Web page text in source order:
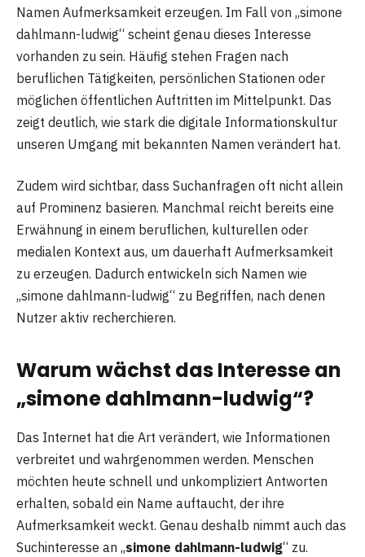
Namen Aufmerksamkeit erzeugen. Im Fall von „simone
dahlmann-ludwig“ scheint genau dieses Interesse
vorhanden zu sein. Häufig stehen Fragen nach
beruflichen Tätigkeiten, persönlichen Stationen oder
möglichen öffentlichen Auftritten im Mittelpunkt. Das
zeigt deutlich, wie stark die digitale Informationskultur
unseren Umgang mit bekannten Namen verändert hat.
Zudem wird sichtbar, dass Suchanfragen oft nicht allein
auf Prominenz basieren. Manchmal reicht bereits eine
Erwähnung in einem beruflichen, kulturellen oder
medialen Kontext aus, um dauerhaft Aufmerksamkeit
zu erzeugen. Dadurch entwickeln sich Namen wie
„simone dahlmann-ludwig“ zu Begriffen, nach denen
Nutzer aktiv recherchieren.
Warum wächst das Interesse an
„simone dahlmann-ludwig“?
Das Internet hat die Art verändert, wie Informationen
verbreitet und wahrgenommen werden. Menschen
möchten heute schnell und unkompliziert Antworten
erhalten, sobald ein Name auftaucht, der ihre
Aufmerksamkeit weckt. Genau deshalb nimmt auch das
Suchinteresse an „simone dahlmann-ludwig“ zu.